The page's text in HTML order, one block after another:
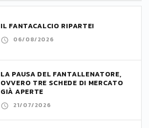
IL FANTACALCIO RIPARTE!
06/08/2026
LA PAUSA DEL FANTALLENATORE,
OVVERO TRE SCHEDE DI MERCATO
GIÀ APERTE
21/07/2026